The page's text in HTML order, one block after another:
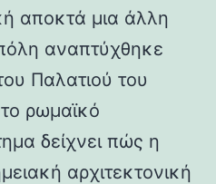
αποκτά μια άλλη
αναπτύχθηκε
Παλατιού του
ρωμαϊκό
δείχνει πώς η
αρχιτεκτονική